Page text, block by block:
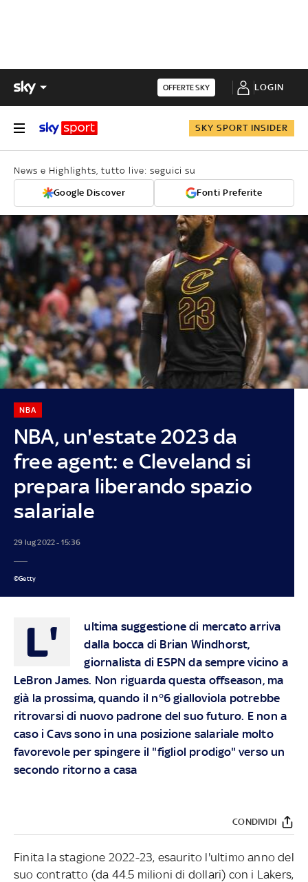
OFFERTE SKY LOGIN
SKY SPORT INSIDER
News e Highlights, tutto live: seguici su
Google Discover Fonti Preferite
NBA, un'estate 2023 da
free agent: e Cleveland si
prepara liberando spazio
salariale
NBA
29 lug 2022 - 15:36
©Getty
L'
ultima suggestione di mercato arriva
dalla bocca di Brian Windhorst,
giornalista di ESPN da sempre vicino a
LeBron James. Non riguarda questa offseason, ma
già la prossima, quando il n°6 gialloviola potrebbe
ritrovarsi di nuovo padrone del suo futuro. E non a
caso i Cavs sono in una posizione salariale molto
favorevole per spingere il "figliol prodigo" verso un
secondo ritorno a casa
CONDIVIDI
Finita la stagione 2022-23, esaurito l'ultimo anno del
suo contratto (da 44.5 milioni di dollari) con i Lakers,